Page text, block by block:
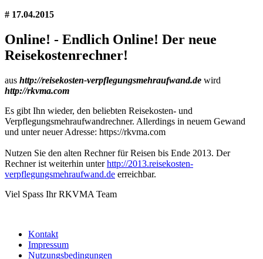
# 17.04.2015
Online! - Endlich Online! Der neue
Reisekostenrechner!
aus http://reisekosten-verpflegungsmehraufwand.de wird
http://rkvma.com
Es gibt Ihn wieder, den beliebten Reisekosten- und
Verpflegungsmehraufwandrechner. Allerdings in neuem Gewand
und unter neuer Adresse: https://rkvma.com
Nutzen Sie den alten Rechner für Reisen bis Ende 2013. Der
Rechner ist weiterhin unterhttp://2013.reisekosten-
verpflegungsmehraufwand.de erreichbar.
Viel Spass Ihr RKVMA Team
Kontakt
Impressum
Nutzungs­bedingungen